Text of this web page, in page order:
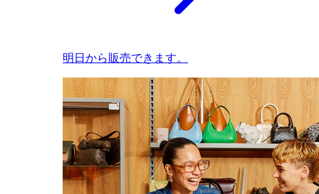
明日から販売できます。